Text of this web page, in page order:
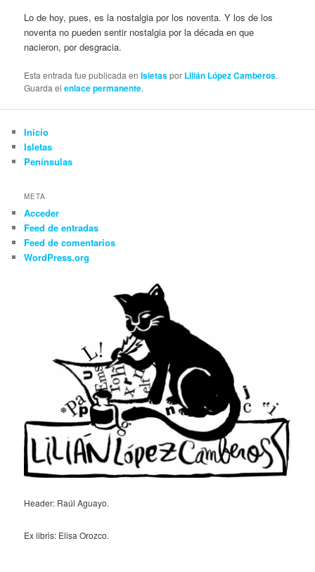
Lo de hoy, pues, es la nostalgia por los noventa. Y los de los
noventa no pueden sentir nostalgia por la década en que
nacieron, por desgracia.
Esta entrada fue publicada enIsletaspor Lilián López Camberos.
Guarda elenlace permanente.
Inicio
Isletas
Penínsulas
META
Acceder
Feed de entradas
Feed de comentarios
WordPress.org
Header: Raúl Aguayo.
Ex libris: Elisa Orozco.